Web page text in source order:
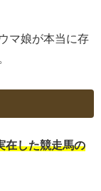
マ娘が本当に存
在した競走馬の